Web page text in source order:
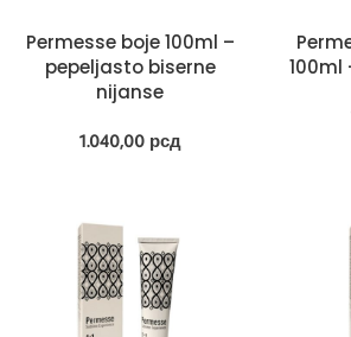
Permesse boje 100ml –
pepeljasto biserne
nijanse
1.040,00 рсд
100ml